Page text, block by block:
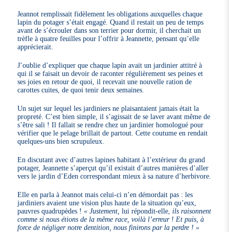
Jeannot remplissait fidèlement les obligations auxquelles chaque
lapin du potager s’était engagé. Quand il restait un peu de temps
avant de s’écrouler dans son terrier pour dormir, il cherchait un
trèfle à quatre feuilles pour l’offrir à Jeannette, pensant qu’elle
apprécierait.
J’oublie d’expliquer que chaque lapin avait un jardinier attitré à
qui il se faisait un devoir de raconter régulièrement ses peines et
ses joies en retour de quoi, il recevait une nouvelle ration de
carottes cuites, de quoi tenir deux semaines.
Un sujet sur lequel les jardiniers ne plaisantaient jamais était la
propreté. C’est bien simple, il s’agissait de se laver avant même de
s’être sali ! Il fallait se rendre chez un jardinier homologué pour
vérifier que le pelage brillait de partout. Cette coutume en rendait
quelques-uns bien scrupuleux.
En discutant avec d’autres lapines habitant à l’extérieur du grand
potager, Jeannette s’aperçut qu’il existait d’autres manières d’aller
vers le jardin d’Eden correspondant mieux à sa nature d’herbivore.
Elle en parla à Jeannot mais celui-ci n’en démordait pas : les
jardiniers avaient une vision plus haute de la situation qu’eux,
pauvres quadrupèdes !« Justement, lui répondit-elle, ils raisonnent
comme si nous étions de la même race, voilà l’erreur ! Et puis, à
force de négliger notre dentition, nous finirons par la perdre ! »